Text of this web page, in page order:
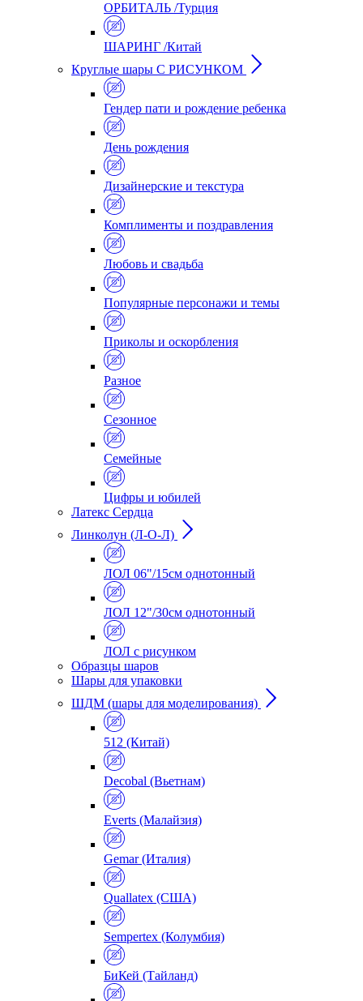
ОРБИТАЛЬ /Турция
ШАРИНГ /Китай
Круглые шары С РИСУНКОМ
Гендер пати и рождение ребенка
День рождения
Дизайнерские и текстура
Комплименты и поздравления
Любовь и свадьба
Популярные персонажи и темы
Приколы и оскорбления
Разное
Сезонное
Семейные
Цифры и юбилей
Латекс Сердца
Линколун (Л-О-Л)
ЛОЛ 06"/15см однотонный
ЛОЛ 12"/30см однотонный
ЛОЛ с рисунком
Образцы шаров
Шары для упаковки
ШДМ (шары для моделирования)
512 (Китай)
Decobal (Вьетнам)
Everts (Малайзия)
Gemar (Италия)
Quallatex (США)
Sempertex (Колумбия)
БиКей (Тайланд)